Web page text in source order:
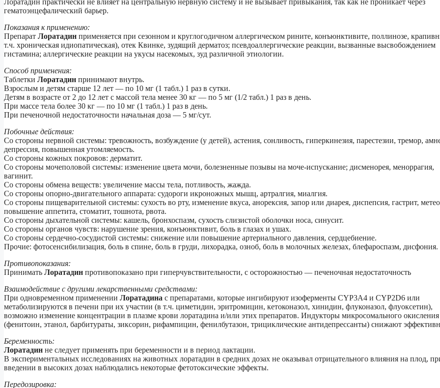
Лоратадин практически не влияет на центральную нервную систему и не вызывает привыкания, так как не проникает через
гематоэнцефалический барьер.
Показания к применению:
Препарат Лоратадин применяется при сезонном и круглогодичном аллергическом рините, конъюнктивите, поллинозе,
т.ч. хроническая идиопатическая), отек Квинке, зудящий дерматоз; псевдоаллергические реакции, вызванные высвобождением
гистамина; аллергические реакции на укусы насекомых, зуд различной этиологии.
Способ применения:
Таблетки Лоратадин принимают внутрь.
Взрослым и детям старше 12 лет — по 10 мг (1 табл.) 1 раз в сутки.
Детям в возрасте от 2 до 12 лет с массой тела менее 30 кг — по 5 мг (1/2 табл.) 1 раз в день.
При массе тела более 30 кг — по 10 мг (1 табл.) 1 раз в день.
При печеночной недостаточности начальная доза — 5 мг/сут.
Побочные действия:
Со стороны нервной системы: тревожность, возбуждение (у детей), астения, сонливость, гиперкинезия, парестезии, тремор,
депрессия, повышенная утомляемость.
Со стороны кожных покровов: дерматит.
Со стороны мочеполовой системы: изменение цвета мочи, болезненные позывы на моче-испускание; дисменорея, меноррагия,
вагинит.
Со стороны обмена веществ: увеличение массы тела, потливость, жажда.
Со стороны опорно-двигательного аппарата: судороги икроножных мышц, артралгия, миалгия.
Со стороны пищеварительной системы: сухость во рту, изменение вкуса, анорексия, запор или диарея, диспепсия, гастрит,
повышение аппетита, стоматит, тошнота, рвота.
Со стороны дыхательной системы: кашель, бронхоспазм, сухость слизистой оболочки носа, синусит.
Со стороны органов чувств: нарушение зрения, конъюнктивит, боль в глазах и ушах.
Со стороны сердечно-сосудистой системы: снижение или повышение артериального давления, сердцебиение.
Прочие: фотосенсибилизация, боль в спине, боль в груди, лихорадка, озноб, боль в молочных железах, блефароспазм, дисфония.
Противопоказания:
Принимать Лоратадин противопоказано при гиперчувствительности, с осторожностью — печеночная недостаточность
Взаимодействие с другими лекарственными средствами:
При одновременном применении Лоратадина с препаратами, которые ингибируют изоферменты CYP3A4 и CYP2D6 или
метаболизируются в печени при их участии (в т.ч. циметидин, эритромицин, кетоконазол, хинидин, флуконазол, флуоксетин),
возможно изменение концентрации в плазме крови лоратадина и/или этих препаратов. Индукторы микросомального окисления
(фенитоин, этанол, барбитураты, зиксорин, рифампицин, фенилбутазон, трициклические антидепрессанты) снижают
Беременность:
Лоратадин не следует применять при беременности и в период лактации.
В экспериментальных исследованиях на животных лоратадин в средних дозах не оказывал отрицательного влияния на плод,
введении в высоких дозах наблюдались некоторые фетотоксические эффекты.
Передозировка: